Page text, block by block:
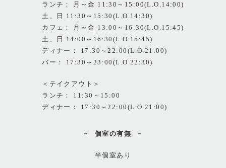
ランチ： 月～金 11:30～15:00(L.O.14:00)
土、日 11:30～15:30(L.O.14:30)
カフェ： 月～金 13:00～16:30(L.O.15:45)
土、日 14:00～16:30(L.O.15:45)
ディナー： 17:30～22:00(L.O.21:00)
バー： 17:30～23:00(L.O.22:30)
＜テイクアウト＞
ランチ： 11:30～15:00
ディナー： 17:30～22:00(L.O.21:00)
個室の有無
半個室あり